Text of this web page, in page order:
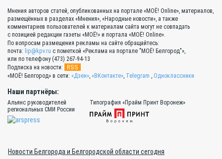
Мнения авторов статей, опубликованных на портале «МОЁ! Online», материалов,
размещённых в разделах «Мнения», «Народные новости», а также
комментариев пользователей к материалам сайта могут не совпадать
с позицией редакции газеты «МОЁ!» и портала «МОЁ! Online».
По вопросам размещения рекламы на сайте обращайтесь:
почта: lip@kpv.ru с пометкой «Реклама на портале "МОЁ! Белгород"»,
или по телефону (473) 267-94-13
Подписка на новости:
RSS
«МОЁ! Белгород» в сети: «Дзен», «ВКонтакте», Telegram , Одноклассники
Наши партнёры:
Альянс руководителей
региональных СМИ России
Типография «Прайм Принт Воронеж»
Новости Белгорода и Белгородской области сегодня